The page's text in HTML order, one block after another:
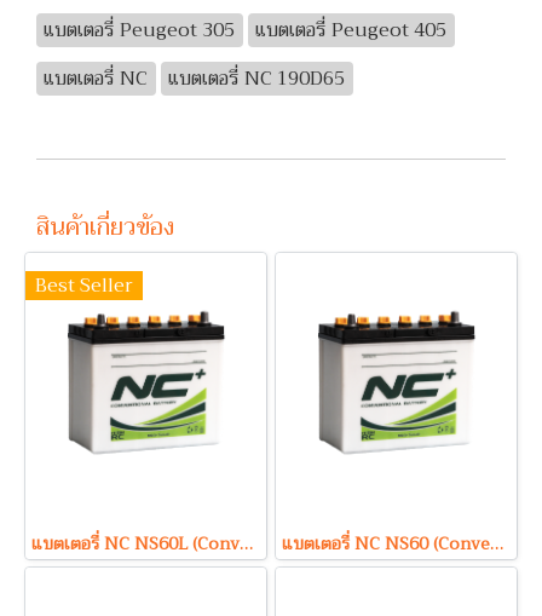
แบตเตอรี่ Peugeot 305
แบตเตอรี่ Peugeot 405
แบตเตอรี่ NC
แบตเตอรี่ NC 190D65
สินค้าเกี่ยวข้อง
Best Seller
แบตเตอรี่ NC NS60L (Conventional Type) 12V 45Ah แบตเตอรี่ NC NS60 (Conventional Type) 12V 45Ah